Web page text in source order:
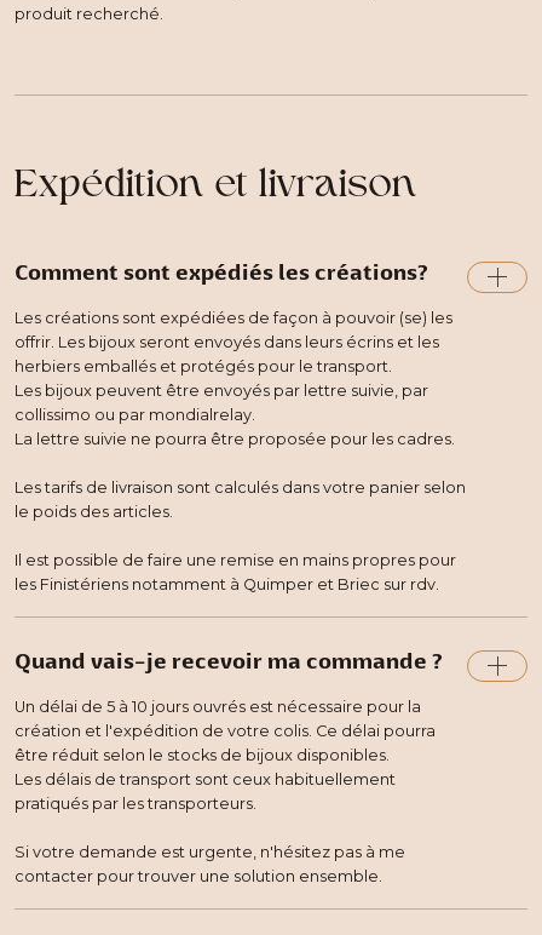
produit recherché.
Expédition et livraison
Comment sont expédiés les créations?
Les créations sont expédiées de façon à pouvoir (se) les
offrir. Les bijoux seront envoyés dans leurs écrins et les
herbiers emballés et protégés pour le transport.
Les bijoux peuvent être envoyés par lettre suivie, par
collissimo ou par mondialrelay.
La lettre suivie ne pourra être proposée pour les cadres.
Les tarifs de livraison sont calculés dans votre panier selon
le poids des articles.
Il est possible de faire une remise en mains propres pour
les Finistériens notamment à Quimper et Briec sur rdv.
Quand vais-je recevoir ma commande ?
Un délai de 5 à 10 jours ouvrés est nécessaire pour la
création et l'expédition de votre colis. Ce délai pourra
être réduit selon le stocks de bijoux disponibles.
Les délais de transport sont ceux habituellement
pratiqués par les transporteurs.
Si votre demande est urgente, n'hésitez pas à me
contacter pour trouver une solution ensemble.